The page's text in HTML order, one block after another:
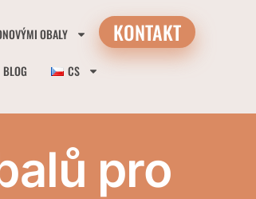
OBALY
BLOG CS
KONTAKT
pro